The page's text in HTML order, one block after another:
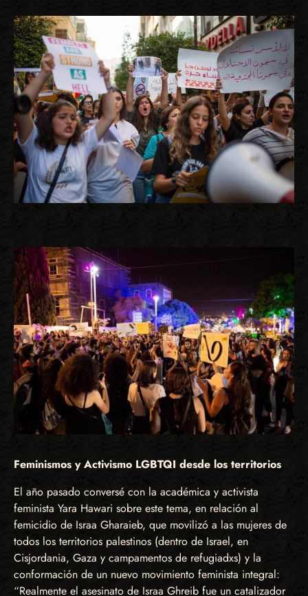
Feminismos y Activismo LGBTQI desde los territorios
El año pasado conversé con la académica y activista
feminista Yara Hawari sobre este tema, en relación al
femicidio de Israa Gharaieb, que movilizó a las mujeres de
todos los territorios palestinos (dentro de Israel, en
Cisjordania, Gaza y campamentos de refugiadxs) y la
conformación de un nuevo movimiento feminista integral:
“Realmente el asesinato de Israa Ghreib fue un catalizador